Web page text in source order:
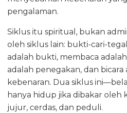
pengalaman.
Siklus itu spiritual, bukan
oleh siklus lain: bukti-cari-
adalah bukti, membaca
adalah penegakan, dan
kebenaran. Dua siklus
hanya hidup jika dibakar oleh
jujur, cerdas, dan peduli.